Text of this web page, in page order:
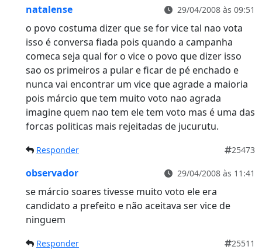
natalense 29/04/2008 às 09:51
o povo costuma dizer que se for vice tal nao vota
isso é conversa fiada pois quando a campanha
comeca seja qual for o vice o povo que dizer isso
sao os primeiros a pular e ficar de pé enchado e
nunca vai encontrar um vice que agrade a maioria
pois márcio que tem muito voto nao agrada
imagine quem nao tem ele tem voto mas é uma das
forcas politicas mais rejeitadas de jucurutu.
Responder 25473
observador 29/04/2008 às 11:41
se márcio soares tivesse muito voto ele era
candidato a prefeito e não aceitava ser vice de
ninguem
Responder 25511